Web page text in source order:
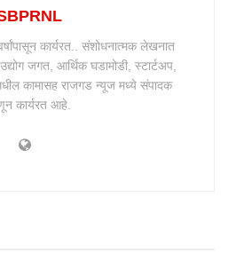
कार्यरत.. संशोधनात्मक लेखनात
जगत, आर्थिक घडामोडी, स्टार्टअप,
कामासह राजगड न्यूज मध्ये संपादक
कार्यरत आहे.